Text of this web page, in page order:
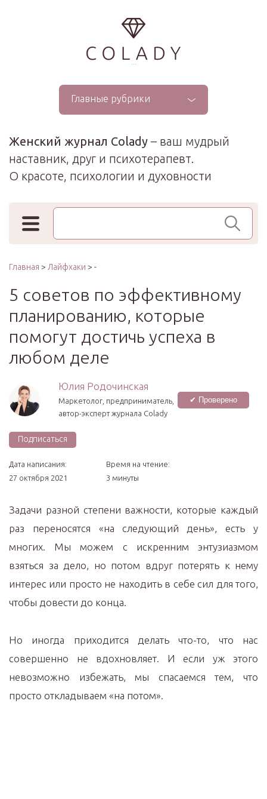
...
Главные рубрики
Женский журнал Colady – ваш мудрый
наставник, друг и психотерапевт.
О красоте, психологии и духовности
Поиск по сайту
Главная > Лайфхаки > -
5 советов по эффективному
планированию, которые
помогут достичь успеха в
любом деле
Юлия Родочинская
Маркетолог, предприниматель,
автор-эксперт журнала Colady
✔ Проверено
Подписаться
Дата написания:
27 октября 2021
Время на чтение:
3 минуты
Задачи разной степени важности, которые каждый
раз переносятся «на следующий день», есть у
многих. Мы можем с искренним энтузиазмом
взяться за дело, но потом вдруг потерять к нему
интерес или просто не находить в себе сил для того,
чтобы довести до конца.
Но иногда приходится делать что-то, что нас
совершенно не вдохновляет. И если уж этого
невозможно избежать, мы спасаемся тем, что
просто откладываем «на потом».